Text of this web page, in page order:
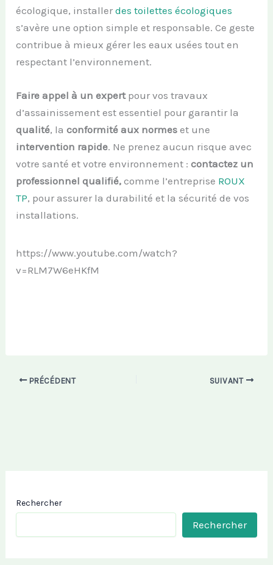
écologique, installerdes toilettes écologiques
s’avère une option simple et responsable. Ce geste
contribue à mieux gérer les eaux usées tout en
respectant l’environnement.
Faire appel à un expertpour vos travaux
d’assainissement est essentiel pour garantir la
qualité, laconformité aux normes et une
intervention rapide. Ne prenez aucun risque avec
votre santé et votre environnement :contactez un
professionnel qualifié,comme l’entreprise ROUX
TP, pour assurer la durabilité et la sécurité de vos
installations.
https://www.youtube.com/watch?
v=RLM7W6eHKfM
PRÉCÉDENT SUIVANT
Rechercher
Rechercher